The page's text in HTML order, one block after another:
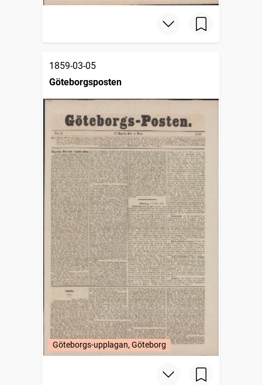
1859-03-05
Göteborgsposten
Göteborgs-upplagan, Göteborg